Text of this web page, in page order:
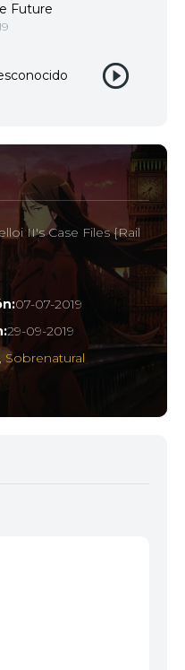
Future
II's Case Files {Rail
07-07-2019
29-09-2019
, Sobrenatural